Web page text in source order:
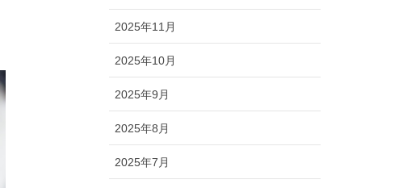
2025年11月
2025年10月
2025年9月
2025年8月
2025年7月